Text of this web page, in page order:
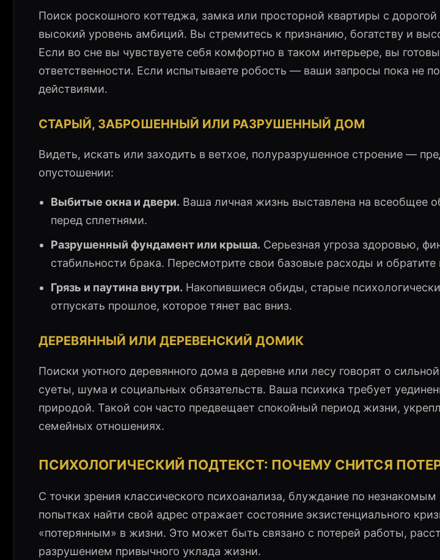
Поиск роскошного коттеджа, замка или просторной квартиры с
высокий уровень амбиций. Вы стремитесь к признанию, богатству и
Если во сне вы чувствуете себя комфортно в таком интерьере, вы
ответственности. Если испытываете робость — ваши запросы пока не
действиями.
СТАРЫЙ, ЗАБРОШЕННЫЙ ИЛИ РАЗРУШЕННЫЙ ДОМ
Видеть, искать или заходить в ветхое, полуразрушенное строение —
опустошении:
Выбитые окна и двери. Ваша личная жизнь выставлена на всеобщее
перед сплетнями.
Разрушенный фундамент или крыша. Серьезная угроза здоровью,
стабильности брака. Пересмотрите свои базовые расходы и
Грязь и паутина внутри. Накопившиеся обиды, старые
отпускать прошлое, которое тянет вас вниз.
ДЕРЕВЯННЫЙ ИЛИ ДЕРЕВЕНСКИЙ ДОМИК
Поиски уютного деревянного дома в деревне или лесу говорят о
суеты, шума и социальных обязательств. Ваша психика требует
природой. Такой сон часто предвещает спокойный период жизни,
семейных отношениях.
ПСИХОЛОГИЧЕСКИЙ ПОДТЕКСТ: ПОЧЕМУ СНИТСЯ
С точки зрения классического психоанализа, блуждание по
попытках найти свой адрес отражает состояние экзистенциального
«потерянным» в жизни. Это может быть связано с потерей работы,
разрушением привычного уклада жизни.